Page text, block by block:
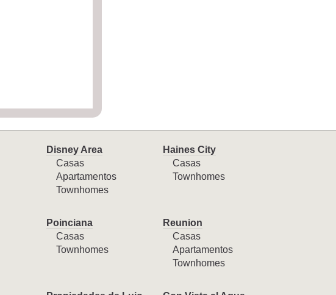
Disney Area
Casas
Apartamentos
Townhomes
Haines City
Casas
Townhomes
Poinciana
Casas
Townhomes
Reunion
Casas
Apartamentos
Townhomes